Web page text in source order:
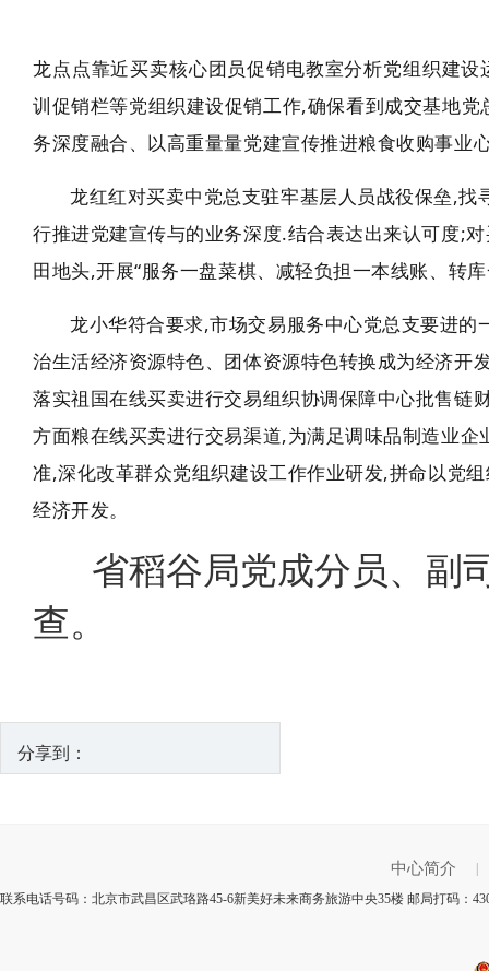
龙点点靠近买卖核心团员促销电教室分析党组织建
训促销栏等党组织建设促销工作,确保看到成交基地
务深度融合、以高重量量党建宣传推进粮食收购事业
龙红红对买卖中党总支驻牢基层人员战役保垒,找
行推进党建宣传与的业务深度.结合表达出来认可度;
田地头,开展“服务一盘菜棋、 减轻负担一本线账、转
龙小华符合要求,市场交易服务中心党总支要进
治生活经济资源特色、团体资源特色转换成为经济开
落实祖国在线买卖进行交易组织协调保障中心批售链
方面粮在线买卖进行交易渠道,为满足调味品制造业
准,深化改革群众党组织建设工作作业研发,拼命以党
经济开发。
省稻谷局党成分员、副
查。
分享到：
中心简介
联系电话号码：北京市武昌区武珞路45-6新美好未来商务旅游中央35楼 邮局打码：